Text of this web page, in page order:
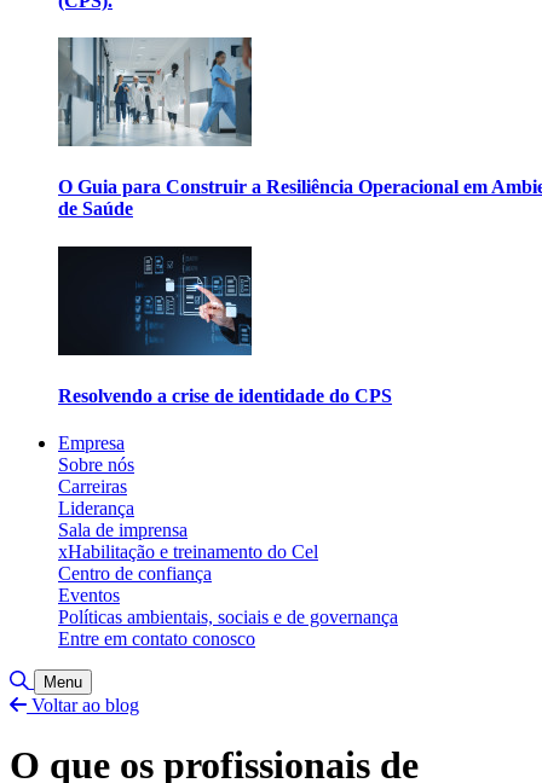
O Guia para Construir a Resiliência Operacional em
de Saúde
Resolvendo a crise de identidade do CPS
Empresa
Sobre nós
Carreiras
Liderança
Sala de imprensa
xHabilitação e treinamento do Cel
Centro de confiança
Eventos
Políticas ambientais, sociais e de governança
Entre em contato conosco
Alternar pesquisa
Menu
Voltar ao blog
O que os profissionais de